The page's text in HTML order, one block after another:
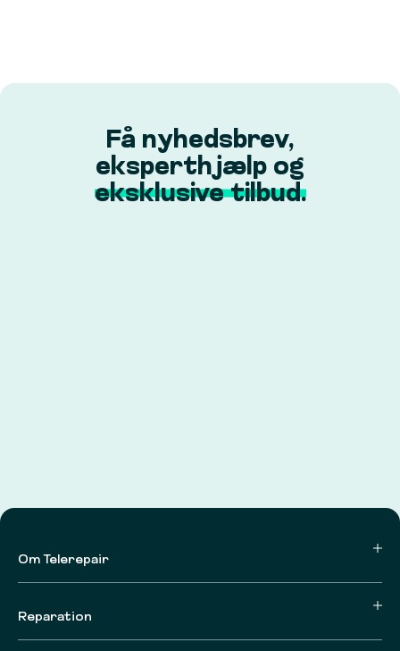
Få nyhedsbrev,
eksperthjælp og
eksklusive tilbud.
Om Telerepair
Reparation